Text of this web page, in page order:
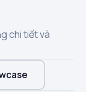
chi tiết và